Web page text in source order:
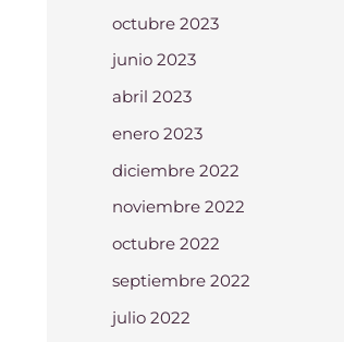
octubre 2023
junio 2023
abril 2023
enero 2023
diciembre 2022
noviembre 2022
octubre 2022
septiembre 2022
julio 2022